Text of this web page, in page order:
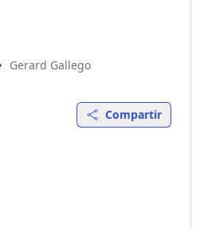
Gerard Gallego
Compartir